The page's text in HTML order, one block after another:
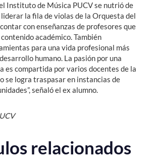
Instituto de Música PUCV se nutrió de
la fila de violas de la Orquesta del
con enseñanzas de profesores que
académico. También
para una vida profesional más
humano. La pasión por una
es compartida por varios docentes de la
se logra traspasar en instancias de
señaló el ex alumno.
relacionados